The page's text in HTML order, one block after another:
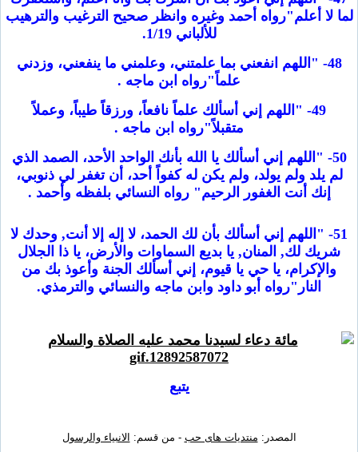
لما لا أعلم"رواه أحمد وغيره وانظر صحيح الترغيب والترهيب
للألباني 1/19.
48- "اللهم انفعني بما علمتني، وعلمني ما ينفعني، وزدني
علماً"رواه ابن ماجه .
49- "اللهم إني أسألك علماً نافعاً، ورزقاً طيباً، وعملاً
متقبلاً"رواه ابن ماجه .
50- "اللهم إني أسألك يا الله بأنك الواحد الأحد، الصمد الذي
لم يلد ولم يولد، ولم يكن له كفواً أحد، أن تغفر لي ذنوبي،
إنك أنت الغفور الرحيم" رواه النسائي بلفظه وأحمد .
51- "اللهم إني أسألك بأن لك الحمد، لا إله إلا أنت, وحدك لا
شريك لك, المنان, يا بديع السماوات والأرض، يا ذا الجلال
والإكرام، يا حي يا قيوم، إني أسألك الجنة وأعوذ بك من
النار"رواه أبو داود وابن ماجه والنسائي والترمذي.
يتبع
المصدر: منتديات هاى حب - من قسم: الانبياء والرسول